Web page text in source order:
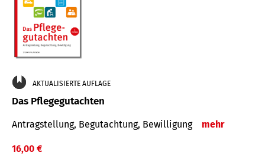
AKTUALISIERTE AUFLAGE
Das Pflegegutachten
Antragstellung, Begutachtung, Bewilligung mehr
16,00 €